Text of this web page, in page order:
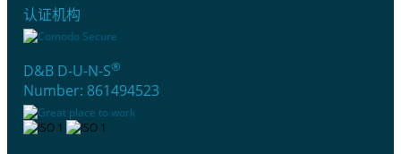
认证机构
D&B D-U-N-S®
Number: 861494523